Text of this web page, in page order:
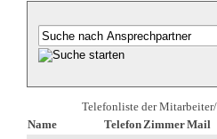
Telefonliste der
Name
Telefon ZimmerMail